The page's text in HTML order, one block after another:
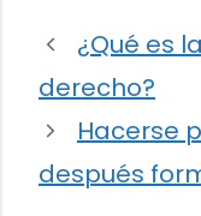
¿Qué es
derecho?
Hacerse
después